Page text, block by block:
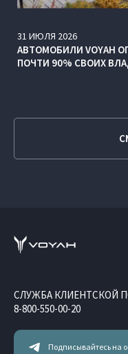
31 ИЮЛЯ 2026
АВТОМОБИЛИ VOYAH
ПОЧТИ 90% СВОИХ
Подписывайтесь на
СЛУЖБА КЛИЕНТСКОЙ
8-800-550-00-20